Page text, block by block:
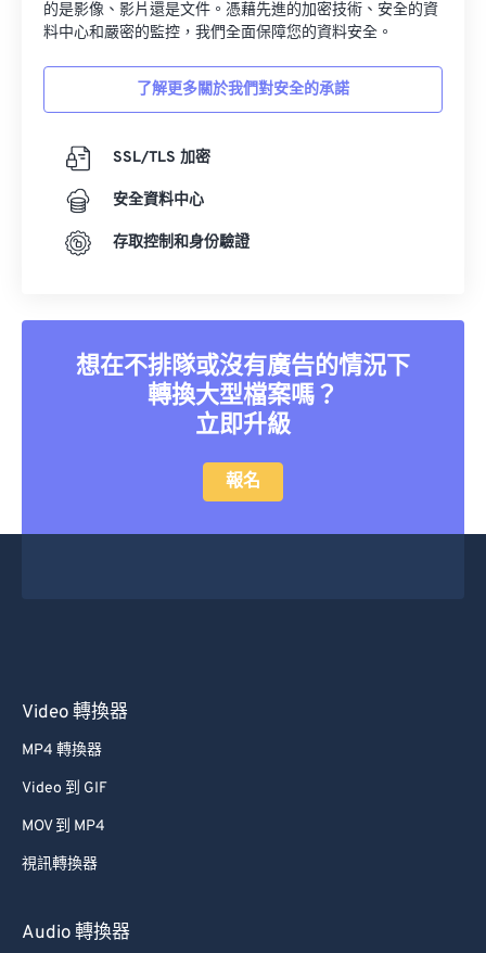
的是影像、影片還是文件。憑藉先進的加密技術、安全的資
料中心和嚴密的監控，我們全面保障您的資料安全。
了解更多關於我們對安全的承諾
SSL/TLS 加密
安全資料中心
存取控制和身份驗證
想在不排隊或沒有廣告的情況下
轉換大型檔案嗎？
立即升級
報名
Video 轉換器
MP4 轉換器
Video 到 GIF
MOV 到 MP4
視訊轉換器
Audio 轉換器